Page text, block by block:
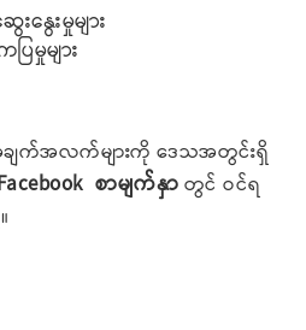
ေးမှုများ
မှုများ
က်အလက်များကို ဒေသအတွင်းရှိ
စာမျက်နှာတွင် ဝင်ရ